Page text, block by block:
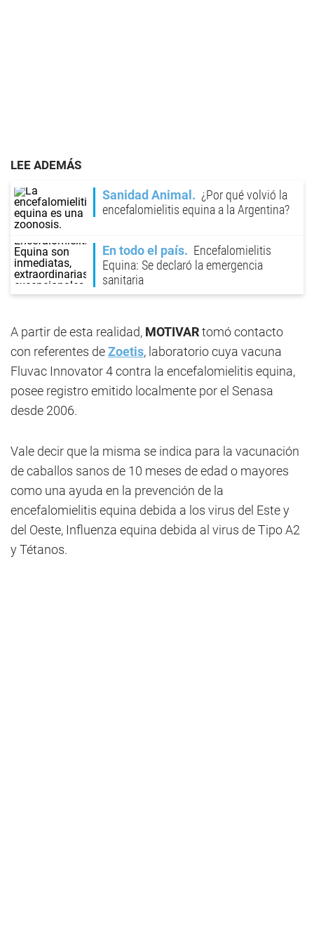
LEE ADEMÁS
Sanidad Animal
¿Por qué volvió la
encefalomielitis equina a la Argentina?
En todo el país
Encefalomielitis
Equina: Se declaró la emergencia
sanitaria
A partir de esta realidad, MOTIVARtomó contacto
con referentes deZoetis, laboratorio cuya vacuna
Fluvac Innovator 4 contra la encefalomielitis equina,
posee registro emitido localmente por el Senasa
desde 2006.
Vale decir que la misma se indica para la vacunación
de caballos sanos de 10 meses de edad o mayores
como una ayuda en la prevención de la
encefalomielitis equina debida a los virus del Este y
del Oeste, Influenza equina debida al virus de Tipo A2
y Tétanos.